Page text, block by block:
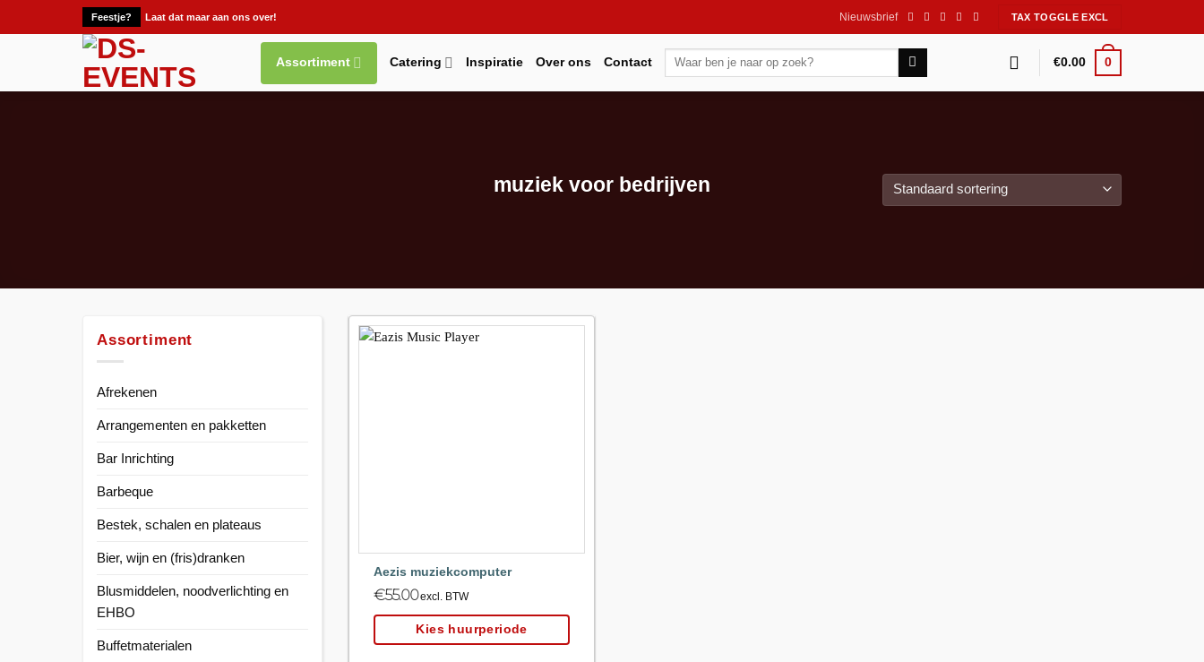
naar
Feestje? Laat dat maar aan ons over! Nieuwsbrief
Assortiment Catering Inspiratie Over ons Contact
Zoeken
€0.00 0
muziek voor bedrijven
Assortiment
Afrekenen
Arrangementen en pakketten
Bar Inrichting
Barbeque
Bestek, schalen en plateaus
Bier, wijn en (fris)dranken
Blusmiddelen, noodverlichting en
EHBO
Buffetmaterialen
Aezis muziekcomputer
€55.00excl. BTW
Kies huurperiode